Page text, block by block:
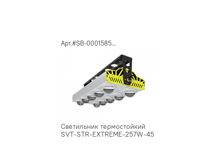
Арт.#SB-0001585...
Светильник термостойкий
SVT-STR-EXTREME-257W-45